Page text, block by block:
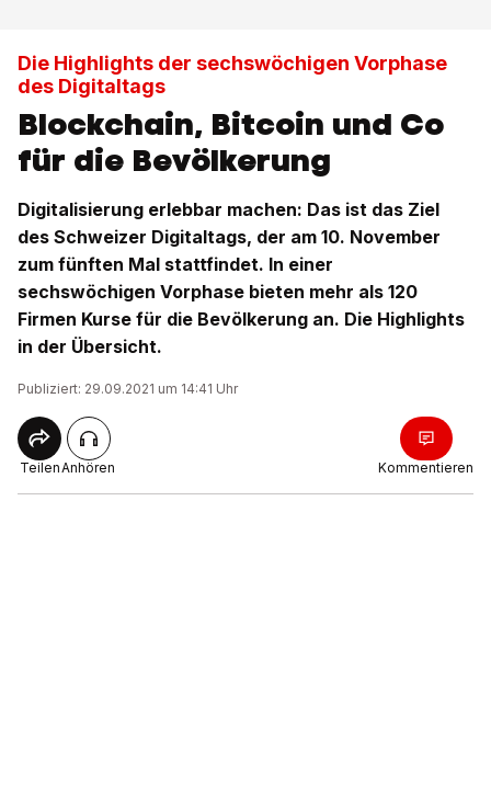
Die Highlights der sechswöchigen Vorphase
des Digitaltags
Blockchain, Bitcoin und Co
für die Bevölkerung
Digitalisierung erlebbar machen: Das ist das Ziel
des Schweizer Digitaltags, der am 10. November
zum fünften Mal stattfindet. In einer
sechswöchigen Vorphase bieten mehr als 120
Firmen Kurse für die Bevölkerung an. Die Highlights
in der Übersicht.
Publiziert: 29.09.2021 um 14:41 Uhr
TeilenAnhören Kommentieren